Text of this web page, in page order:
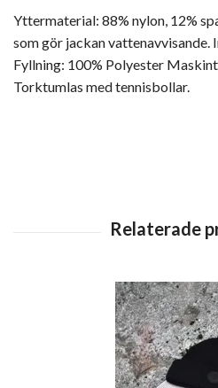
Yttermaterial: 88% nylon, 12%
som gör jackan vattenavvisande.
Fyllning: 100% Polyester
Torktumlas med tennisbollar.